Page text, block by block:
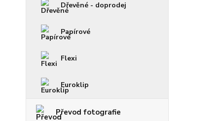
Dřevěné - doprodej
Papírové
Flexi
Euroklip
Převod fotografie